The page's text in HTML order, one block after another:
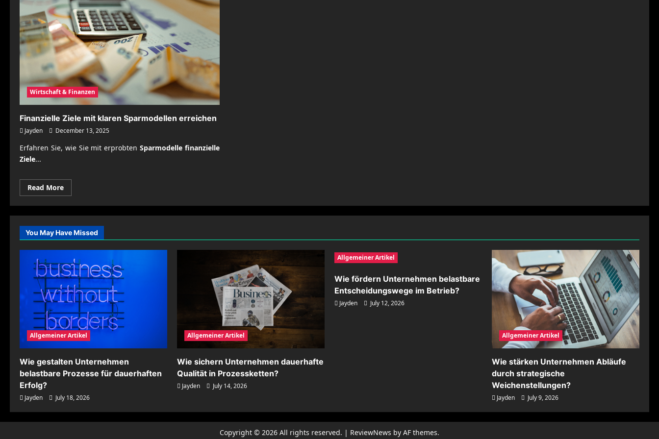
Wirtschaft & Finanzen
Finanzielle Ziele mit klaren Sparmodellen erreichen
Jayden December 13, 2025
Erfahren Sie, wie Sie mit erprobtenSparmodelle finanzielle
Ziele...
Read MoreRead
more
Finanzielle
Ziele
klaren
Sparmodellen
erreichen
You May Have Missed
Allgemeiner Artikel
Wie gestalten Unternehmen
belastbare Prozesse für dauerhaften
Erfolg?
Jayden July 18, 2026
Allgemeiner Artikel
Wie sichern Unternehmen dauerhafte
Qualität in Prozessketten?
Jayden July 14, 2026
Allgemeiner Artikel
Wie fördern Unternehmen belastbare
Entscheidungswege im Betrieb?
Jayden July 12, 2026
Allgemeiner Artikel
Wie stärken Unternehmen Abläufe
durch strategische
Weichenstellungen?
Jayden July 9, 2026
Copyright © 2026 All rights reserved. | ReviewNews by AF themes.